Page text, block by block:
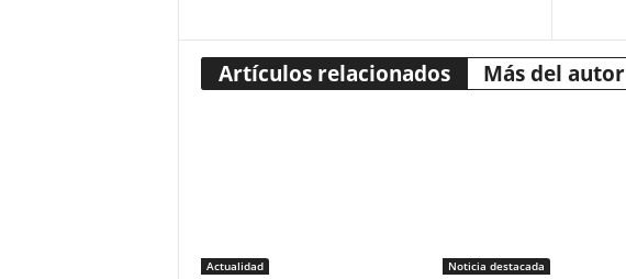
Artículos relacionados Más del autor
Actualidad Noticia destacada